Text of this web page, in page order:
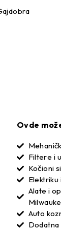
Ovde
Filtere i
Kočioni
Alate i
Auto